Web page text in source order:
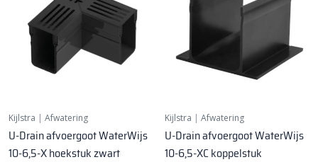
Kijlstra | Afwatering
U-Drain afvoergoot WaterWijs
10-6,5-X hoekstuk zwart
Kijlstra | Afwatering
U-Drain afvoergoot WaterWijs
10-6,5-XC koppelstuk